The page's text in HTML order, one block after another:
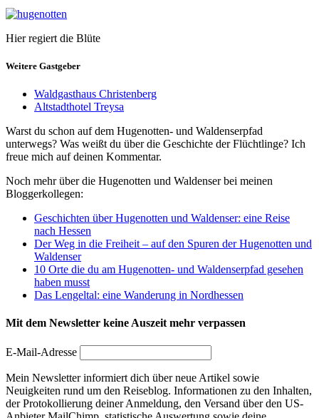
Hier regiert die Blüte
Weitere Gastgeber
Waldgasthaus Christenberg
Altstadthotel Treysa
Warst du schon auf dem Hugenotten- und Waldenserpfad
unterwegs? Was weißt du über die Geschichte der Flüchtlinge? Ich
freue mich auf deinen Kommentar.
Noch mehr über die Hugenotten und Waldenser bei meinen
Bloggerkollegen:
Geschichten über Hugenotten und Waldenser: eine Reise
nach Hessen
Der Weg in die Freiheit – auf den Spuren der Hugenotten und
Waldenser
10 Orte die du am Hugenotten- und Waldenserpfad gesehen
haben musst
Das Lengeltal: eine Wanderung in Nordhessen
Mit dem Newsletter keine Auszeit mehr verpassen
E-Mail-Adresse
Mein Newsletter informiert dich über neue Artikel sowie
Neuigkeiten rund um den Reiseblog. Informationen zu den Inhalten,
der Protokollierung deiner Anmeldung, den Versand über den US-